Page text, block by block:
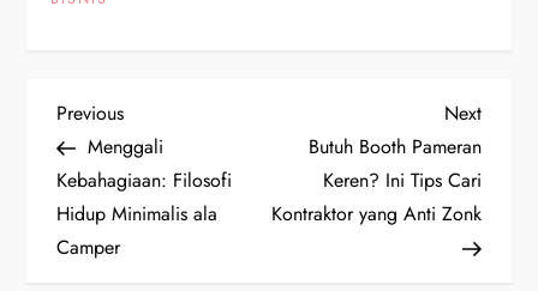
P
o
s
Previous
Post
Previous
Menggali
Kebahagiaan: Filosofi
Hidup Minimalis ala
Camper
Next
Post
Next
Butuh Booth Pameran
Keren? Ini Tips Cari
Kontraktor yang Anti Zonk